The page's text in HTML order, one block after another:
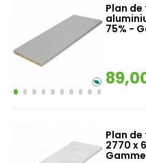
Plan
75% -
Plan
2770 x